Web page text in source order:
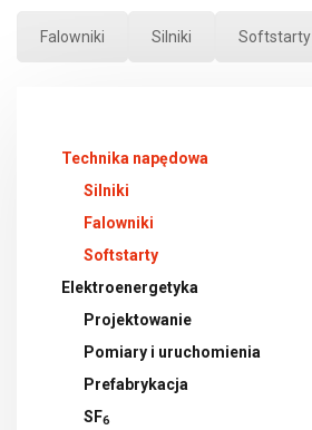
Falowniki Silniki Softstarty
Technika napędowa
Silniki
Falowniki
Softstarty
Elektroenergetyka
Projektowanie
Pomiary i uruchomienia
Prefabrykacja
SF6